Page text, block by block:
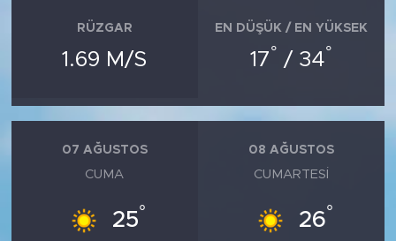
RÜZGAR
1.69 M/S
EN DÜŞÜK / EN YÜKSEK
17° / 34°
07 AĞUSTOS
CUMA
25°
08 AĞUSTOS
CUMARTESI
26°